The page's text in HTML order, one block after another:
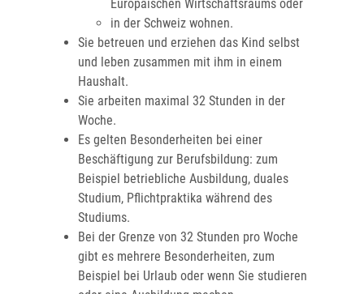
Europäischen Wirtschaftsraums oder
in der Schweiz wohnen.
Sie betreuen und erziehen das Kind selbst
und leben zusammen mit ihm in einem
Haushalt.
Sie arbeiten maximal 32 Stunden in der
Woche.
Es gelten Besonderheiten bei einer
Beschäftigung zur Berufsbildung: zum
Beispiel betriebliche Ausbildung, duales
Studium, Pflichtpraktika während des
Studiums.
Bei der Grenze von 32 Stunden pro Woche
gibt es mehrere Besonderheiten, zum
Beispiel bei Urlaub oder wenn Sie studieren